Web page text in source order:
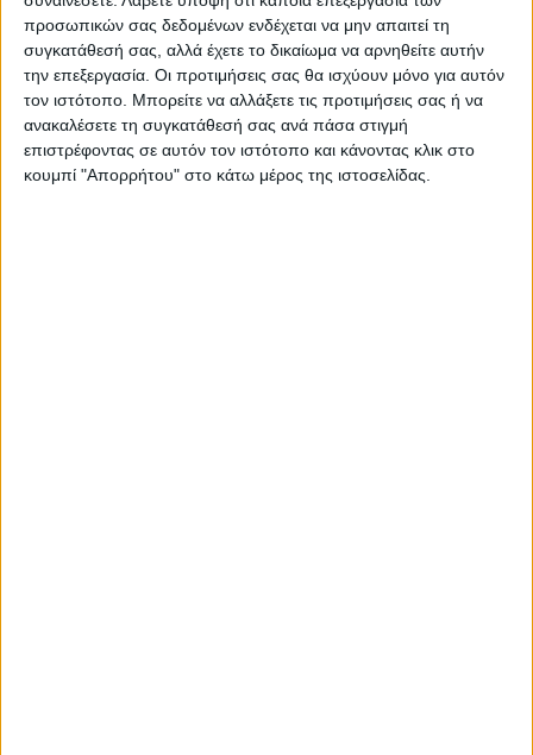
προσωπικών σας δεδομένων ενδέχεται να μην απαιτεί τη
συγκατάθεσή σας, αλλά έχετε το δικαίωμα να αρνηθείτε αυτήν
την επεξεργασία. Οι προτιμήσεις σας θα ισχύουν μόνο για αυτόν
τον ιστότοπο. Μπορείτε να αλλάξετε τις προτιμήσεις σας ή να
ανακαλέσετε τη συγκατάθεσή σας ανά πάσα στιγμή
επιστρέφοντας σε αυτόν τον ιστότοπο και κάνοντας κλικ στο
κουμπί "Απορρήτου" στο κάτω μέρος της ιστοσελίδας.
– ελέγχθηκαν 3.120 οχήματα,
– ελέγχθηκαν 20 επιχειρήσεις εμπορίας και
ανακύκλωσης μετάλλων (σκραπ),
– προσήχθησαν 87 άτομα,